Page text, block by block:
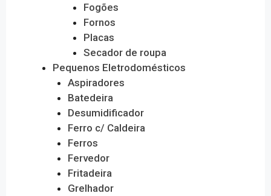
Fogões
Fornos
Placas
Secador de roupa
Pequenos Eletrodomésticos
Aspiradores
Batedeira
Desumidificador
Ferro c/ Caldeira
Ferros
Fervedor
Fritadeira
Grelhador